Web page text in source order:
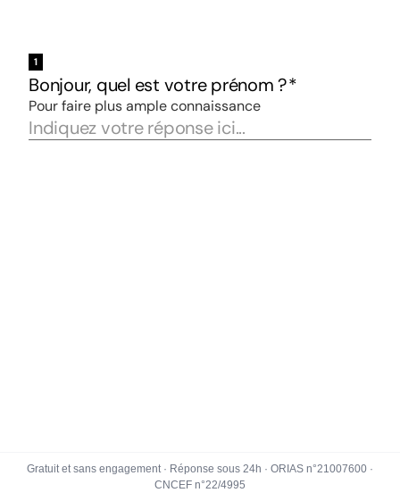
Gratuit et sans engagement · Réponse sous 24h · ORIAS n°21007600 ·
CNCEF n°22/4995